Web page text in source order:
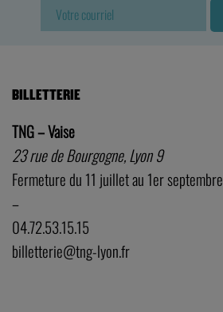
BILLETTERIE
TNG – Vaise
23 rue de Bourgogne, Lyon 9
Fermeture du 11 juillet au 1er septembre
–
04.72.53.15.15
billetterie@tng-lyon.fr